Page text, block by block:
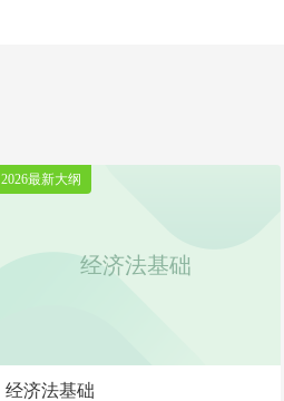
2026最新大纲
经济法基础
经济法基础